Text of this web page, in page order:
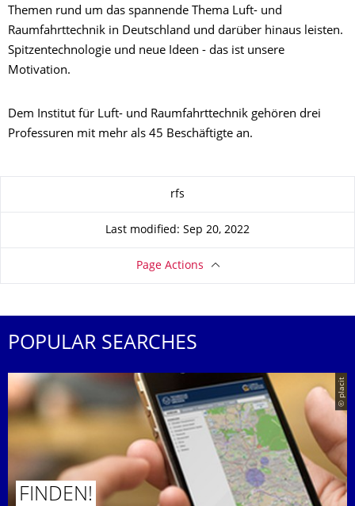
Themen rund um das spannende Thema Luft- und
Raumfahrttechnik in Deutschland und darüber hinaus leisten.
Spitzentechnologie und neue Ideen - das ist unsere
Motivation.
Dem Institut für Luft- und Raumfahrttechnik gehören drei
Professuren mit mehr als 45 Beschäftigte an.
rfs
Last modified: Sep 20, 2022
Page Actions
POPULAR SEARCHES
© placit
FINDEN!